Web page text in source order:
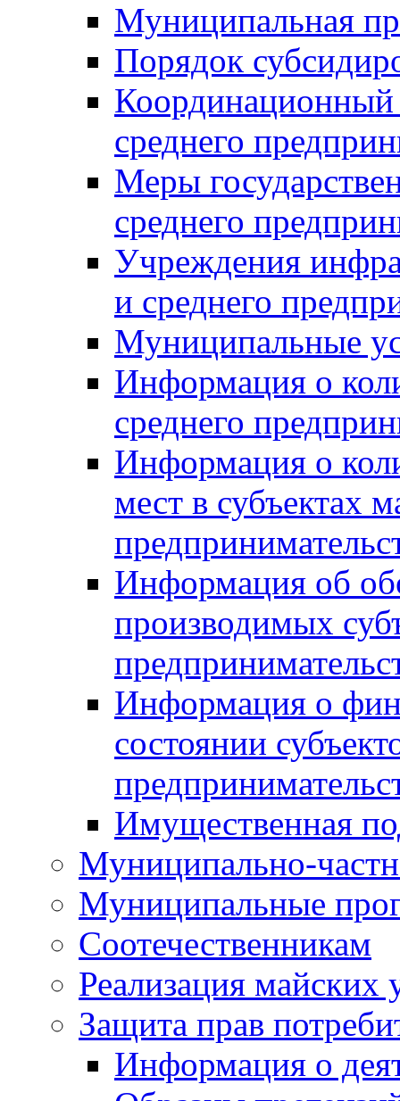
Муниципальная
Порядок
Координационный
среднего
Меры
среднего
Учреждения
и среднего
Муниципальные
Информация о
среднего
Информация о
мест в субъектах
Информация об
производимых
Информация о
состоянии
Имущественная
Муниципально-
Муниципальные
Соотечественникам
Реализация майских
Защита прав
Информация о